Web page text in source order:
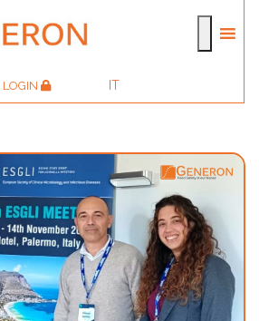
LOGIN IT